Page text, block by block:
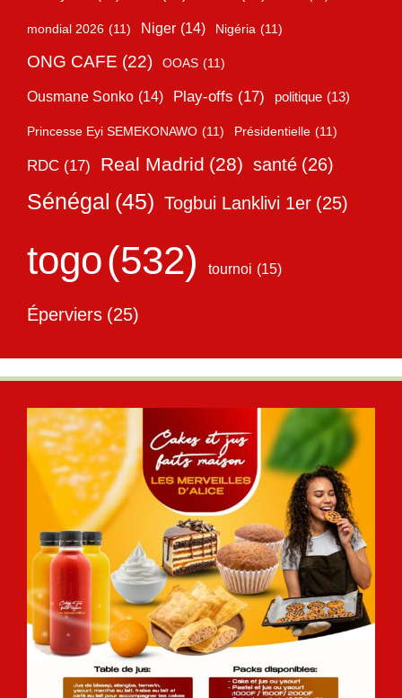
mondial 2026 (11) Niger (14) Nigéria (11)
ONG CAFE (22) OOAS (11)
Ousmane Sonko (14) Play-offs (17) politique (13)
Princesse Eyi SEMEKONAWO (11) Présidentielle (11)
RDC (17) Real Madrid (28) santé (26)
Sénégal (45) Togbui Lanklivi 1er (25)
togo(532) tournoi (15)
Éperviers (25)